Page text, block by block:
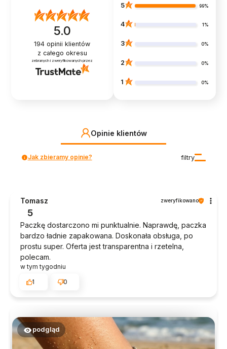
5.0
194 opinii klientów
z całego okresu
zebranych i zweryfikowanych przez
5 99%
4 1%
3 0%
2 0%
1 0%
Opinie klientów
filtry
Jak zbieramy opinie?
Tomasz zweryfikowano
5
Paczkę dostarczono mi punktualnie. Naprawdę, paczka
bardzo ładnie zapakowana. Doskonała obsługa, po
prostu super. Oferta jest transparentna i rzetelna,
polecam.
w tym tygodniu
1
0
podgląd